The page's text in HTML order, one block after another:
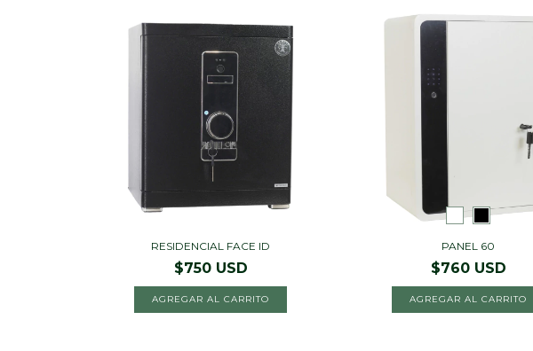
RESIDENCIAL FACE ID
$750 USD
AGREGAR AL CARRITO
PANEL 60
$760 USD
AGREGAR AL CARRITO